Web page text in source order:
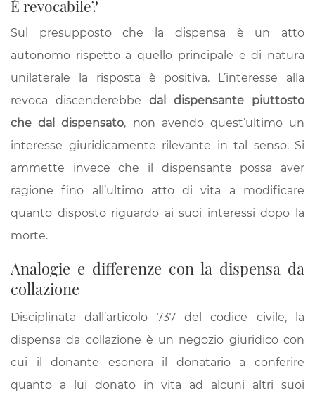
È revocabile?
Sul presupposto che la dispensa è un atto
autonomo rispetto a quello principale e di natura
unilaterale la risposta è positiva. L’interesse alla
revoca discenderebbe dal dispensante piuttosto
che dal dispensato, non avendo quest’ultimo un
interesse giuridicamente rilevante in tal senso. Si
ammette invece che il dispensante possa aver
ragione fino all’ultimo atto di vita a modificare
quanto disposto riguardo ai suoi interessi dopo la
morte.
Analogie e differenze con la dispensa da
collazione
Disciplinata dall’articolo 737 del codice civile, la
dispensa da collazione è un negozio giuridico con
cui il donante esonera il donatario a conferire
quanto a lui donato in vita ad alcuni altri suoi